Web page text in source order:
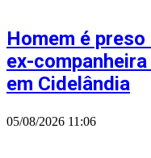
Homem é
ex-
em Cidelândia
05/08/2026 11:06